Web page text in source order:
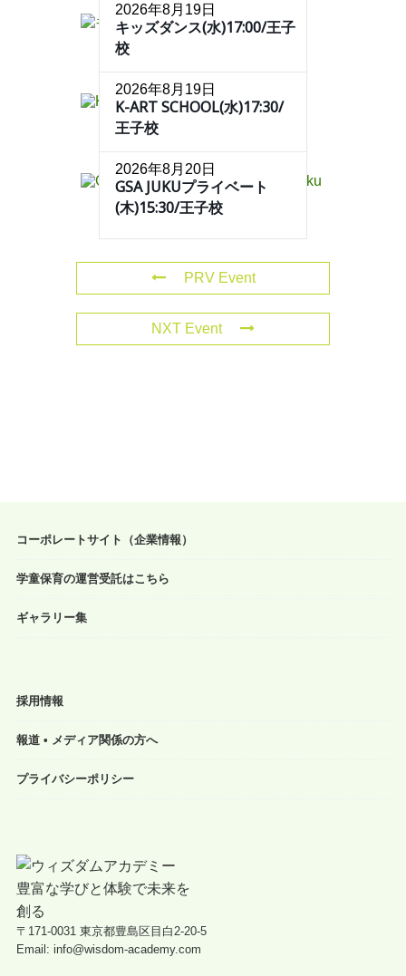
2026年8月19日
キッズダンス(水)17:00/王子
校
2026年8月19日
K-ART SCHOOL(水)17:30/
王子校
2026年8月20日
GSA JUKUプライベート
(木)15:30/王子校
PRV Event
NXT Event
コーポレートサイト（企業情報）
学童保育の運営受託はこちら
ギャラリー集
採用情報
報道 • メディア関係の方へ
プライバシーポリシー
〒171-0031 東京都豊島区目白2-20-5
Email: info@wisdom-academy.com